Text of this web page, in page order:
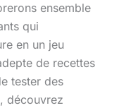
ensemble
qui
en un jeu
de recettes
tester des
découvrez